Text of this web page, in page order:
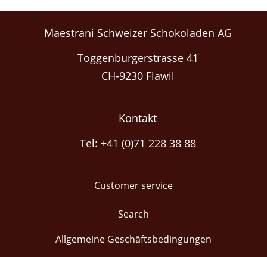
Maestrani Schweizer Schokoladen AG
Toggenburgerstrasse 41
CH-9230 Flawil
Kontakt
Tel: +41 (0)71 228 38 88
Customer service
Search
Allgemeine Geschäftsbedingungen